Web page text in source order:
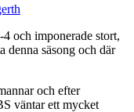
och imponerade stort,
denna säsong och där
och efter
väntar ett mycket